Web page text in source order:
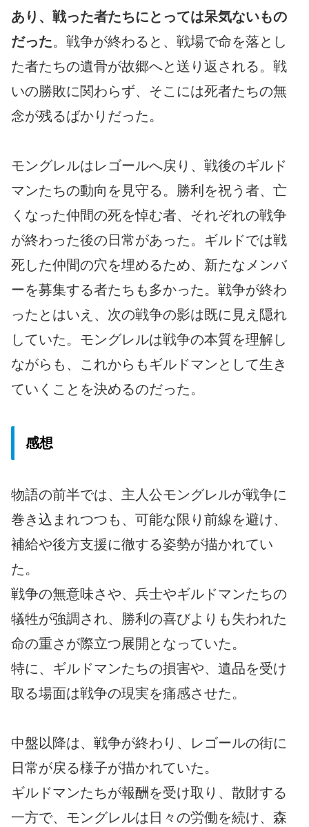
あり、戦った者たちにとっては呆気ないもの
だった。戦争が終わると、戦場で命を落とし
た者たちの遺骨が故郷へと送り返される。戦
いの勝敗に関わらず、そこには死者たちの無
念が残るばかりだった。
モングレルはレゴールへ戻り、戦後のギルド
マンたちの動向を見守る。勝利を祝う者、亡
くなった仲間の死を悼む者、それぞれの戦争
が終わった後の日常があった。ギルドでは戦
死した仲間の穴を埋めるため、新たなメンバ
ーを募集する者たちも多かった。戦争が終わ
ったとはいえ、次の戦争の影は既に見え隠れ
していた。モングレルは戦争の本質を理解し
ながらも、これからもギルドマンとして生き
ていくことを決めるのだった。
感想
物語の前半では、主人公モングレルが戦争に
巻き込まれつつも、可能な限り前線を避け、
補給や後方支援に徹する姿勢が描かれてい
た。
戦争の無意味さや、兵士やギルドマンたちの
犠牲が強調され、勝利の喜びよりも失われた
命の重さが際立つ展開となっていた。
特に、ギルドマンたちの損害や、遺品を受け
取る場面は戦争の現実を痛感させた。
中盤以降は、戦争が終わり、レゴールの街に
日常が戻る様子が描かれていた。
ギルドマンたちが報酬を受け取り、散財する
一方で、モングレルは日々の労働を続け、森